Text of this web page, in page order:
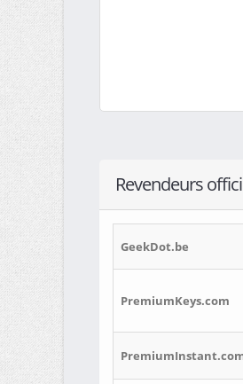
Revendeurs
GeekDot.be
PremiumKeys.com